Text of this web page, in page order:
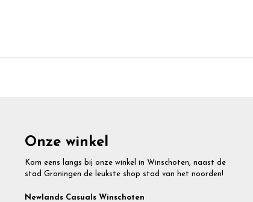
Onze winkel
Kom eens langs bij onze winkel in Winschoten, naast de
stad Groningen de leukste shop stad van het noorden!
Newlands Casuals Winschoten